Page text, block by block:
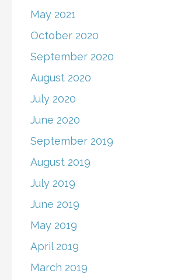
May 2021
October 2020
September 2020
August 2020
July 2020
June 2020
September 2019
August 2019
July 2019
June 2019
May 2019
April 2019
March 2019